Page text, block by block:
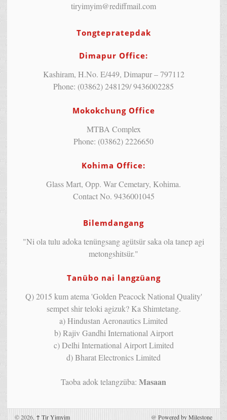
tiryimyim@rediffmail.com
Tongtepratepdak
Dimapur Office:
Kashiram, H.No. E/449, Dimapur – 797112
Phone: (03862) 248129/ 9436002285
Mokokchung Office
MTBA Complex
Phone: (03862) 2226650
Kohima Office:
Glass Mart, Opp. War Cemetary, Kohima.
Contact No. 9436001045
Bilemdangang
"Ni ola tulu adoka tenüngsang agütsür saka ola tanep agi
metongshitsür."
Tanübo nai langzüang
Q) 2015 kum atema 'Golden Peacock National Quality'
sempet shir teloki agizuk? Ka Shimtetang.
a) Hindustan Aeronautics Limited
b) Rajiv Gandhi International Airport
c) Delhi International Airport Limited
d) Bharat Electronics Limited
Taoba adok telangzüba: Masaan
© 2026, ↑ Tir Yimyim @ Powered by Milestone